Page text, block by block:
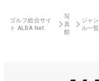
ゴルフ総合サイ
ト ALBA Net
写
真
館
ジャン
ル一覧